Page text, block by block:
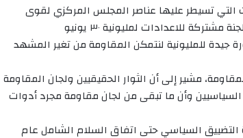
تسيطر عليها عناصر المجلس المركزي لقوى
للاعدادات لمليونية ٣٠ يونيو
للمليونية لنتمكن المقاومة من تغير المشهد
مشير إلى أن الثوار الحقيقيين ولجان المقاومة
وأن ما تبقى من لجان مقاومة مجرد أدوات
السياسي حتى اتفاق السلام الشامل عام